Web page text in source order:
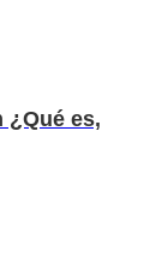
¿Qué es,